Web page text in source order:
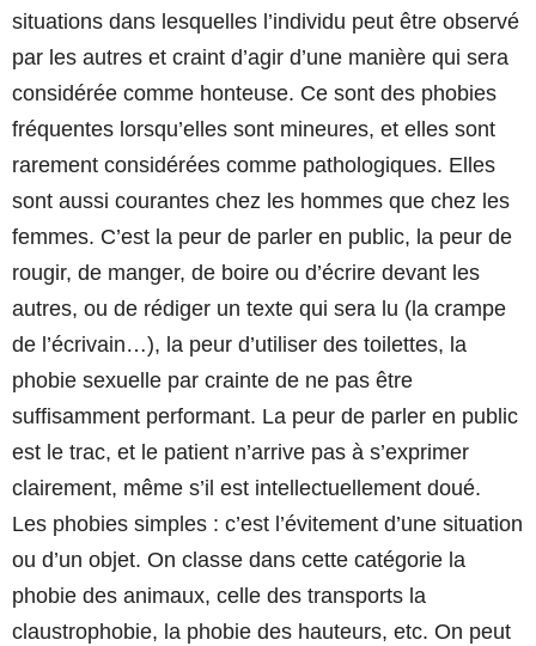
situations dans lesquelles l’individu peut être observé
par les autres et craint d’agir d’une manière qui sera
considérée comme honteuse. Ce sont des phobies
fréquentes lorsqu’elles sont mineures, et elles sont
rarement considérées comme pathologiques. Elles
sont aussi courantes chez les hommes que chez les
femmes. C’est la peur de parler en public, la peur de
rougir, de manger, de boire ou d’écrire devant les
autres, ou de rédiger un texte qui sera lu (la crampe
de l’écrivain…), la peur d’utiliser des toilettes, la
phobie sexuelle par crainte de ne pas être
suffisamment performant. La peur de parler en public
est le trac, et le patient n’arrive pas à s’exprimer
clairement, même s’il est intellectuellement doué.
Les phobies simples : c’est l’évitement d’une situation
ou d’un objet. On classe dans cette catégorie la
phobie des animaux, celle des transports la
claustrophobie, la phobie des hauteurs, etc. On peut